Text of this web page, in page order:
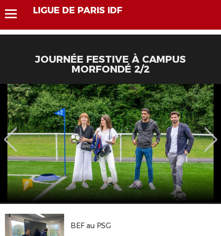
LIGUE DE PARIS IDF
JOURNÉE FESTIVE À CAMPUS
MORFONDÉ 2/2
BEF au PSG